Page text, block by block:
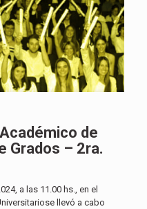
de
Grados – 2ra.
a las 11.00 hs., en el
llevó a cabo